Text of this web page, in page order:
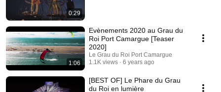
0:29
1:06
Evènements 2020 au Grau du
Roi Port Camargue [Teaser
2020]
Le Grau du Roi Port Camargue
1.1K views
6 years ago
[BEST OF] Le Phare du Grau
du Roi en lumière